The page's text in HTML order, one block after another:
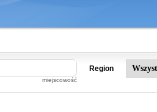
miejscowość
Region